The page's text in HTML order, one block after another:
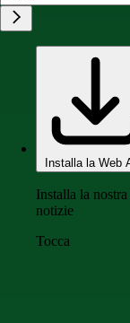
Installa la Web
Installa la
notizie
Tocca